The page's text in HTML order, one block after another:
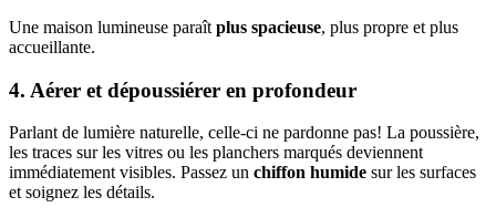
Une maison lumineuse paraît plus spacieuse, plus propre et plus
accueillante.
4. Aérer et dépoussiérer en profondeur
Parlant de lumière naturelle, celle-ci ne pardonne pas! La poussière,
les traces sur les vitres ou les planchers marqués deviennent
immédiatement visibles. Passez un chiffon humide sur les surfaces
et soignez les détails.